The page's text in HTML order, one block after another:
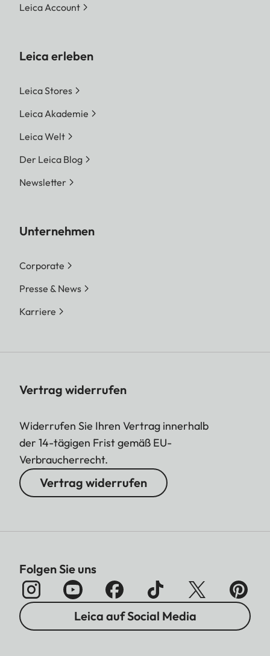
Leica Account
Leica erleben
Leica Stores
Leica Akademie
Leica Welt
Der Leica Blog
Newsletter
Unternehmen
Corporate
Presse & News
Karriere
Vertrag widerrufen
Widerrufen Sie Ihren Vertrag innerhalb
der 14-tägigen Frist gemäß EU-
Verbraucherrecht.
Vertrag widerrufen
Folgen Sie uns
Leica auf Social Media